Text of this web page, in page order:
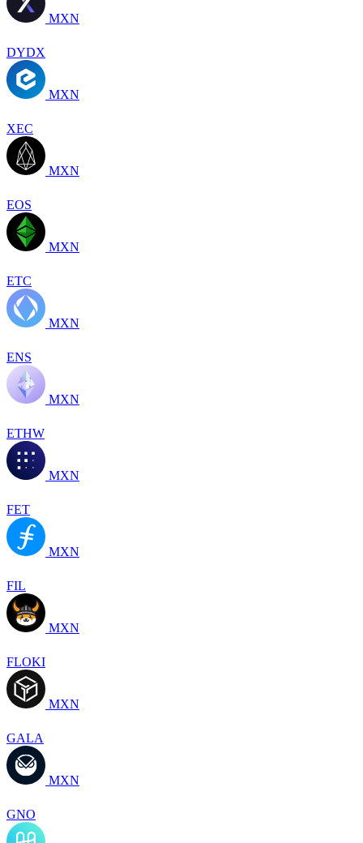
MXN
DYDX
MXN
XEC
MXN
EOS
MXN
ETC
MXN
ENS
MXN
ETHW
MXN
FET
MXN
FIL
MXN
FLOKI
MXN
GALA
MXN
GNO